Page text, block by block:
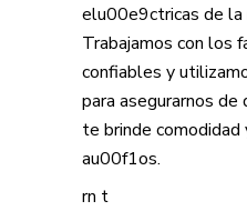
elu00e9ctricas de
Trabajamos con los
confiables y
para asegurarnos de
te brinde
au00f1os.
rn t